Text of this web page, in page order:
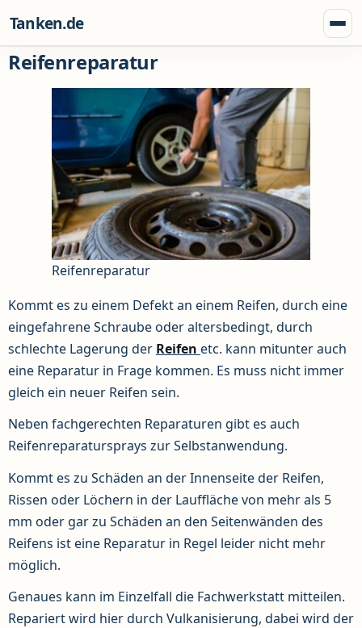
Tanken.de
Reifenreparatur
Reifenreparatur
Kommt es zu einem Defekt an einem Reifen, durch eine
eingefahrene Schraube oder altersbedingt, durch
schlechte Lagerung der Reifen etc. kann mitunter auch
eine Reparatur in Frage kommen. Es muss nicht immer
gleich ein neuer Reifen sein.
Neben fachgerechten Reparaturen gibt es auch
Reifenreparatursprays zur Selbstanwendung.
Kommt es zu Schäden an der Innenseite der Reifen,
Rissen oder Löchern in der Lauffläche von mehr als 5
mm oder gar zu Schäden an den Seitenwänden des
Reifens ist eine Reparatur in Regel leider nicht mehr
möglich.
Genaues kann im Einzelfall die Fachwerkstatt mitteilen.
Repariert wird hier durch Vulkanisierung, dabei wird der